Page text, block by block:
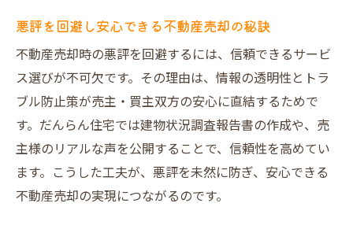
だんらん住宅の独自サービスの魅力紹介
高額売却を実現するための戦略を解説
適切な査定と市場分析の大切さ
売却後も安心できるサポート体制
だんらん住宅の評判と不動産売却成功の理由
だんらん住宅の評判が高い理由を探る
売却成功者の声から得るリアルな体験談
悪評を回避し安心できる不動産売却の秘訣
不動産売却時の悪評を回避するには、信頼できるサービ
ス選びが不可欠です。その理由は、情報の透明性とトラ
ブル防止策が売主・買主双方の安心に直結するためで
す。だんらん住宅では建物状況調査報告書の作成や、売
主様のリアルな声を公開することで、信頼性を高めてい
ます。こうした工夫が、悪評を未然に防ぎ、安心できる
不動産売却の実現につながるのです。